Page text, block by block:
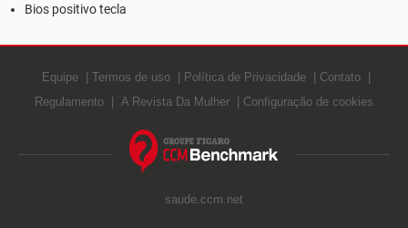
Bios positivo tecla
Equipe Termos de uso Política de Privacidade
Contato
Regulamento
A Revista Da Mulher Configuração de cookies
saude.ccm.net